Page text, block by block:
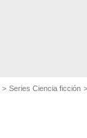
Series Ciencia ficción